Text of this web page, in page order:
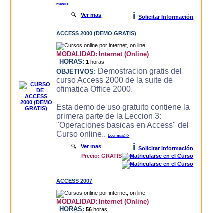
mas>>
🔍Ver mas i Solicitar Información
ACCESS 2000 (DEMO GRATIS)
MODALIDAD: Internet (Online)
HORAS: 1 horas
OBJETIVOS: Demostracion gratis del
curso Access 2000 de la suite de
ofimatica Office 2000.
Esta demo de uso gratuito contiene la
primera parte de la Leccion 3:
"Operaciones basicas en Access" del
Curso online..Leer mas>>
🔍Ver mas i
Solicitar Información
Precio: GRATIS
ACCESS 2007
MODALIDAD: Internet (Online)
HORAS: 56 horas